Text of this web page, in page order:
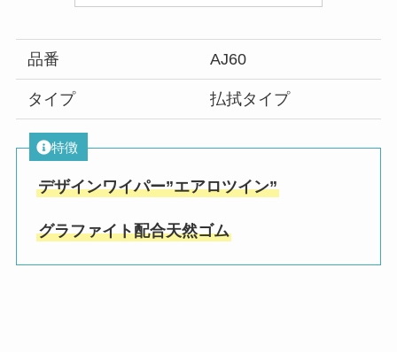
品番 AJ60
タイプ 払拭タイプ
特徴
デザインワイパー”エアロツイン”
グラファイト配合天然ゴム